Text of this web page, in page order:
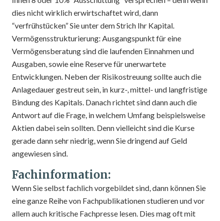
dies nicht wirklich erwirtschaftet wird, dann
“verfrühstücken” Sie unter dem Strich Ihr Kapital.
Vermögensstrukturierung: Ausgangspunkt für eine
Vermögensberatung sind die laufenden Einnahmen und
Ausgaben, sowie eine Reserve für unerwartete
Entwicklungen. Neben der Risikostreuung sollte auch die
Anlagedauer gestreut sein, in kurz-, mittel- und langfristige
Bindung des Kapitals. Danach richtet sind dann auch die
Antwort auf die Frage, in welchem Umfang beispielsweise
Aktien dabei sein sollten. Denn vielleicht sind die Kurse
gerade dann sehr niedrig, wenn Sie dringend auf Geld
angewiesen sind.
Fachinformation:
Wenn Sie selbst fachlich vorgebildet sind, dann können Sie
eine ganze Reihe von Fachpublikationen studieren und vor
allem auch kritische Fachpresse lesen. Dies mag oft mit